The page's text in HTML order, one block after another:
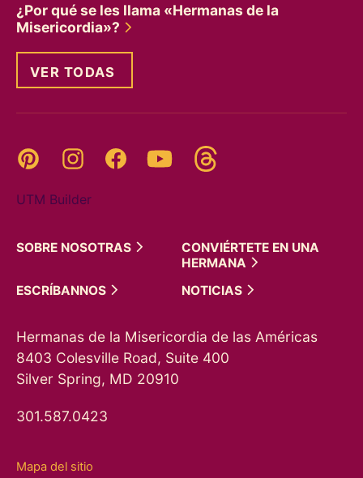
¿Por qué se les llama «Hermanas de la
Misericordia»?
VER TODAS
Pinterest InstagramFacebookYouTube
UTM Builder
SOBRE NOSOTRAS
CONVIÉRTETE EN UNA
HERMANA
ESCRÍBANNOS
NOTICIAS
Hermanas de la Misericordia de las Américas
8403 Colesville Road, Suite 400
Silver Spring, MD 20910
301.587.0423
Mapa del sitio